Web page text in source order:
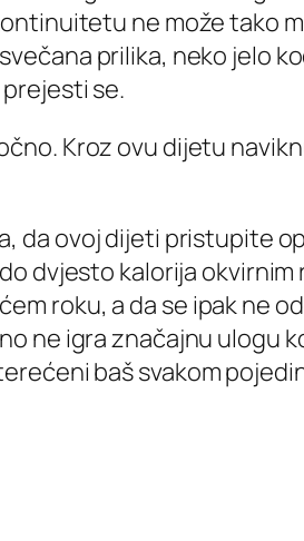
ne može tako
prilika, neko jelo
se.
Kroz ovu dijetu
da ovoj dijeti pristupite
dvjesto kalorija okvirnim
roku, a da se ipak ne
ne igra značajnu ulogu
baš svakom